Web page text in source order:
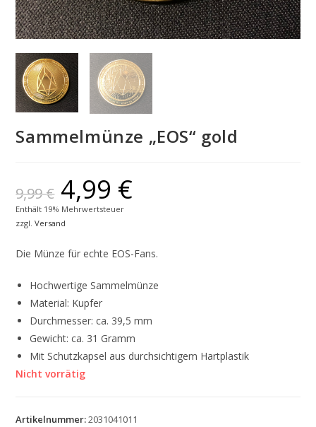
Sammelmünze „EOS“ gold
9,99€ 4,99 €
Enthält 19% Mehrwertsteuer
zzgl.Versand
Die Münze für echte EOS-Fans.
Hochwertige Sammelmünze
Material: Kupfer
Durchmesser: ca. 39,5 mm
Gewicht: ca. 31 Gramm
Mit Schutzkapsel aus durchsichtigem Hartplastik
Nicht vorrätig
Artikelnummer:2031041011